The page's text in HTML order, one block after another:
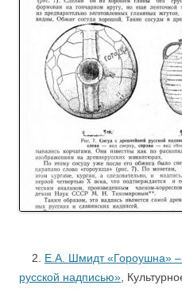
2. Е.А. Шмидт «Гороушна»
русской надписью» ,